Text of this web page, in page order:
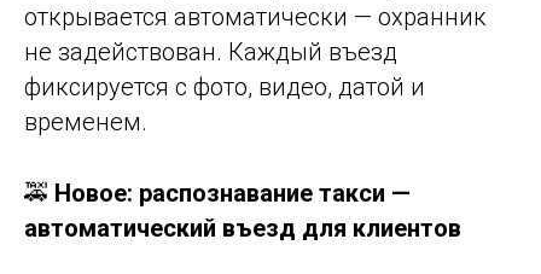
открывается автоматически — охранник
не задействован. Каждый въезд
фиксируется с фото, видео, датой и
временем.
🚕 Новое: распознавание такси —
автоматический въезд для клиентов